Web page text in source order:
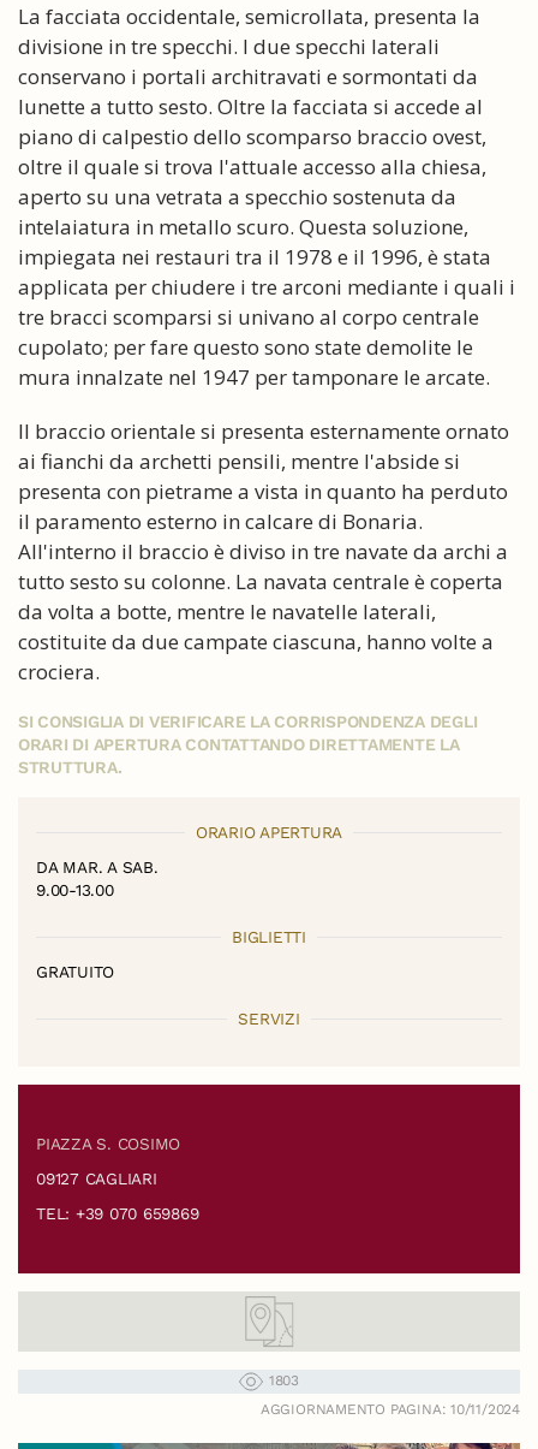
La facciata occidentale, semicrollata, presenta la
divisione in tre specchi. I due specchi laterali
conservano i portali architravati e sormontati da
lunette a tutto sesto. Oltre la facciata si accede al
piano di calpestio dello scomparso braccio ovest,
oltre il quale si trova l'attuale accesso alla chiesa,
aperto su una vetrata a specchio sostenuta da
intelaiatura in metallo scuro. Questa soluzione,
impiegata nei restauri tra il 1978 e il 1996, è stata
applicata per chiudere i tre arconi mediante i quali i
tre bracci scomparsi si univano al corpo centrale
cupolato; per fare questo sono state demolite le
mura innalzate nel 1947 per tamponare le arcate.
Il braccio orientale si presenta esternamente ornato
ai fianchi da archetti pensili, mentre l'abside si
presenta con pietrame a vista in quanto ha perduto
il paramento esterno in calcare di Bonaria.
All'interno il braccio è diviso in tre navate da archi a
tutto sesto su colonne. La navata centrale è coperta
da volta a botte, mentre le navatelle laterali,
costituite da due campate ciascuna, hanno volte a
crociera.
SI CONSIGLIA DI VERIFICARE LA CORRISPONDENZA DEGLI
ORARI DI APERTURA CONTATTANDO DIRETTAMENTE LA
STRUTTURA.
ORARIO APERTURA
DA MAR. A SAB.
9.00-13.00
BIGLIETTI
GRATUITO
SERVIZI
PIAZZA S. COSIMO
09127 CAGLIARI
TEL: +39 070 659869
1803
AGGIORNAMENTO PAGINA: 10/11/2024